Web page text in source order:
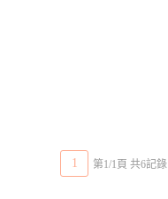
1 第1/1頁 共6記錄